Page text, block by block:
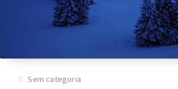
Sem categoria